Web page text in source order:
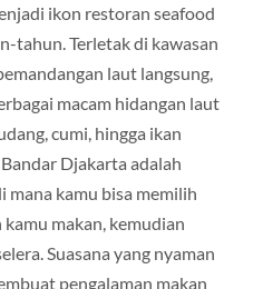
ikon restoran seafood
tahun. Terletak di kawasan
laut langsung,
macam hidangan laut
cumi, hingga ikan
Djakarta adalah
mana kamu bisa memilih
makan, kemudian
Suasana yang nyaman
pengalaman makan